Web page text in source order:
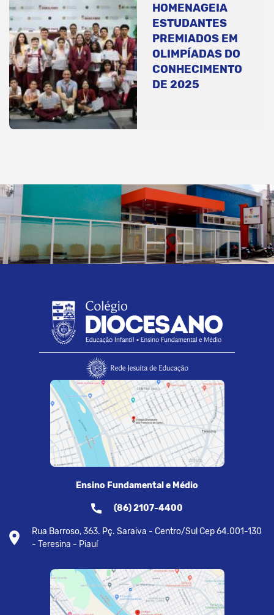
HOMENAGEIA
ESTUDANTES
PREMIADOS EM
OLIMPÍADAS DO
CONHECIMENTO
DE 2025
Ensino Fundamental e Médio
(86) 2107-4400
Rua Barroso, 363. Pç. Saraiva - Centro/Sul Cep 64.001-130
- Teresina - Piauí